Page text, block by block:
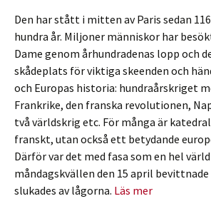
Den har stått i mitten av Paris sedan
hundra år. Miljoner människor har
Dame genom århundradenas lopp och
skådeplats för viktiga skeenden och
och Europas historia: hundraårskriget
Frankrike, den franska revolutionen,
två världskrig etc. För många är
franskt, utan också ett betydande
Därför var det med fasa som en hel
måndagskvällen den 15 april
slukades av lågorna. Läs mer